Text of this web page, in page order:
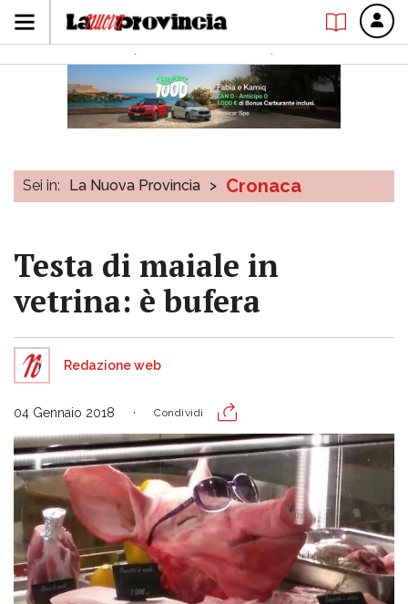
Sei in: La Nuova Provincia > Cronaca
Testa di maiale in
vetrina: è bufera
Redazione web
04 Gennaio 2018 Condividi